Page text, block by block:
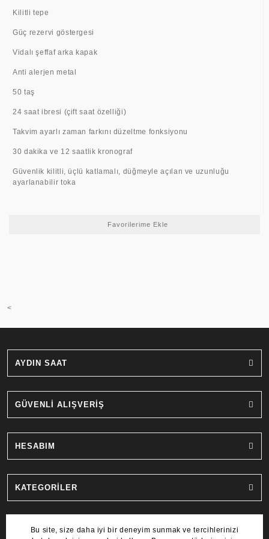
Kilitli tepe
Güç rezervi göstergesi
Vidalı şeffaf arka kapak
Anti alerjen metal
50 taş
24 saat ibresi (çift saat özelliği)
Takvim ayarlı zaman farkını düzeltme fonksiyonu
30 dakika ve 12 saatlik kronograf
Güvenlik kilitli, üçlü katlamalı, düğmeyle açılan ve uzunluğu
ayarlanabilir toka
<
AYDIN SAAT
GÜVENLİ ALIŞVERİŞ
HESABIM
KATEGORİLER
MARKALAR